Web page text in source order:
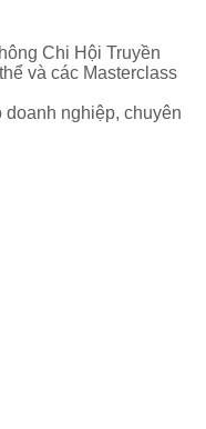
Chi Hội Truyền
và các Masterclass
nghiệp, chuyên